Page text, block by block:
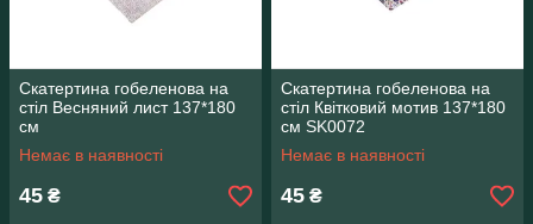
Скатертина гобеленова на
стіл Весняний лист 137*180
см
Немає в наявності
45 ₴
Скатертина гобеленова на
стіл Квітковий мотив 137*180
см SK0072
Немає в наявності
45 ₴